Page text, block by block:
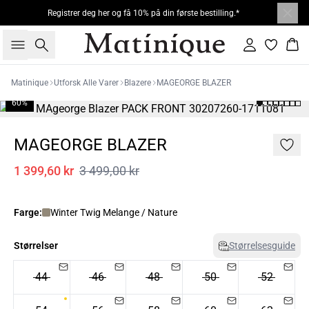
Registrer deg her og få 10% på din første bestilling.*
Søk Logg inn
Matinique Utforsk Alle Varer Blazere MAGEORGE BLAZER
60%
MAGEORGE BLAZER
1 399,60 kr 3 499,00 kr
Farge: Winter Twig Melange / Nature
Størrelser Størrelsesguide
44 46 48 50 52